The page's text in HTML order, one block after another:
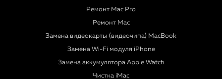
Ремонт Mac Pro
Ремонт Mac
Замена видеокарты (видеочипа) MacBook
Замена Wi-Fi модуля iPhone
Замена аккумулятора Apple Watch
Чистка iMac